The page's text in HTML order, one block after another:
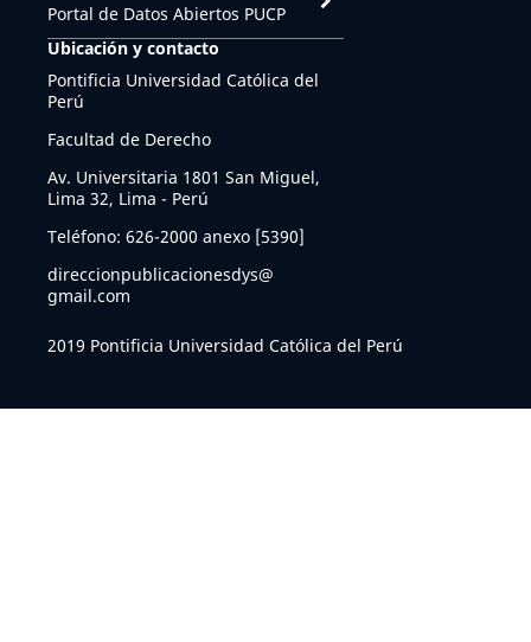
Portal de Datos Abiertos PUCP
Ubicación y contacto
Pontificia Universidad Católica del
Perú
Facultad de Derecho
Av. Universitaria 1801 San Miguel,
Lima 32, Lima - Perú
Teléfono: 626-2000 anexo [5390]
direccionpublicacionesdys@
gmail.com
2019 Pontificia Universidad Católica del Perú